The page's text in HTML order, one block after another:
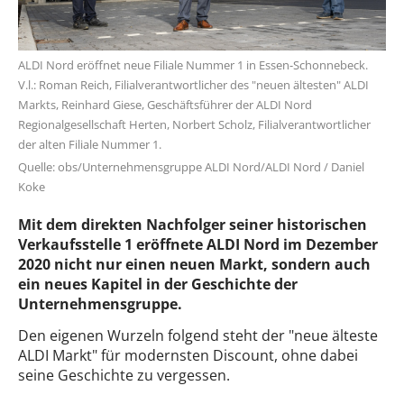
ALDI Nord eröffnet neue Filiale Nummer 1 in Essen-Schonnebeck.
V.l.: Roman Reich, Filialverantwortlicher des "neuen ältesten" ALDI
Markts, Reinhard Giese, Geschäftsführer der ALDI Nord
Regionalgesellschaft Herten, Norbert Scholz, Filialverantwortlicher
der alten Filiale Nummer 1.
Quelle: obs/Unternehmensgruppe ALDI Nord/ALDI Nord / Daniel
Koke
Mit dem direkten Nachfolger seiner historischen
Verkaufsstelle 1 eröffnete ALDI Nord im Dezember
2020 nicht nur einen neuen Markt, sondern auch
ein neues Kapitel in der Geschichte der
Unternehmensgruppe.
Den eigenen Wurzeln folgend steht der "neue älteste
ALDI Markt" für modernsten Discount, ohne dabei
seine Geschichte zu vergessen.